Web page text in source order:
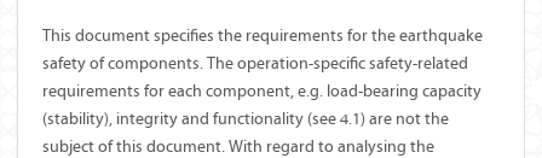
This document specifies the requirements for the earthquake
safety of components. The operation-specific safety-related
requirements for each component, e.g. load-bearing capacity
(stability), integrity and functionality (see 4.1) are not the
subject of this document. With regard to analysing the